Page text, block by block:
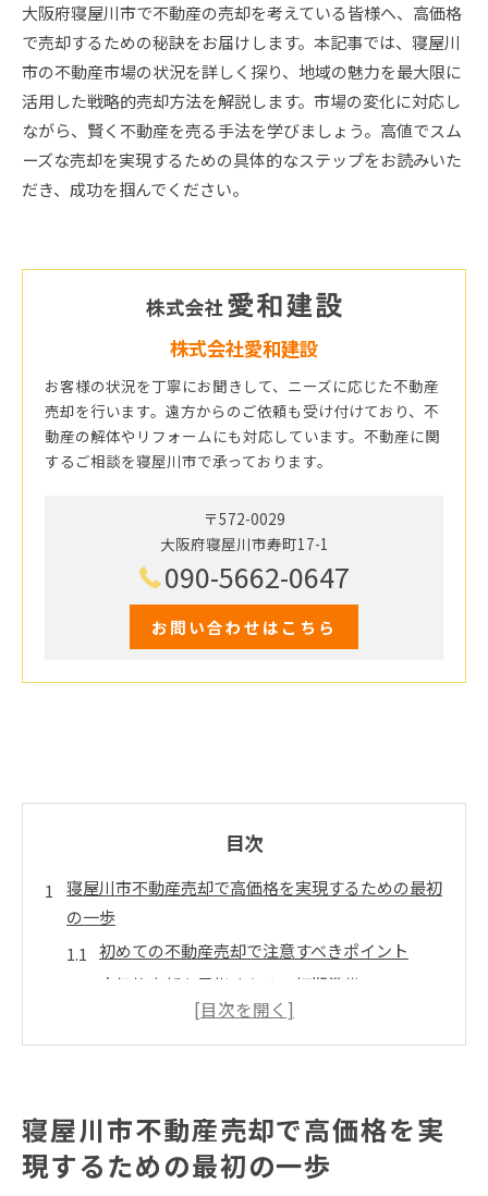
大阪府寝屋川市で不動産の売却を考えている皆様へ、高価格
で売却するための秘訣をお届けします。本記事では、寝屋川
市の不動産市場の状況を詳しく探り、地域の魅力を最大限に
活用した戦略的売却方法を解説します。市場の変化に対応し
ながら、賢く不動産を売る手法を学びましょう。高値でスム
ーズな売却を実現するための具体的なステップをお読みいた
だき、成功を掴んでください。
株式会社愛和建設
お客様の状況を丁寧にお聞きして、ニーズに応じた不動産
売却を行います。遠方からのご依頼も受け付けており、不
動産の解体やリフォームにも対応しています。不動産に関
するご相談を寝屋川市で承っております。
〒572-0029
大阪府寝屋川市寿町17-1
090-5662-0647
お問い合わせはこちら
目次
寝屋川市不動産売却で高価格を実現するための最初
の一歩
初めての不動産売却で注意すべきポイント
高価格売却を目指すための初期準備
信頼できる不動産エージェントの選び方
物件の魅力を最大限に引き出すための内覧準備
不動産売却の基本的な流れを把握する
寝屋川市不動産市場の現状を把握して売却戦略を立
てよう
寝屋川市不動産売却で高価格を実
現するための最初の一歩